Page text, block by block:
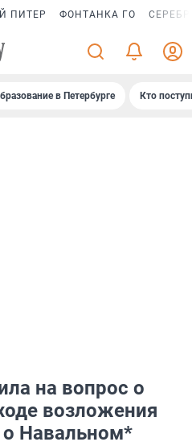
ПИТЕР ФОНТАНКА ГО
в Петербурге Кто
на вопрос о
возложения
о Навальном*